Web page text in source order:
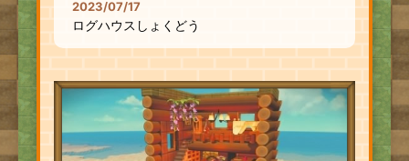
2023/07/17
ログハウスしょくどう